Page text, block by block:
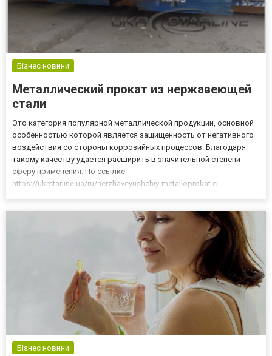
Бізнес новини
Металлический прокат из нержавеющей
стали
Это категория популярной металлической продукции, основной
особенностью которой является защищенность от негативного
воздействия со стороны коррозийных процессов. Благодаря
такому качеству удается расширить в значительной степени
сферу применения. По ссылке
https://ukrstarline.ua/ru/nerzhaveyushchiy-metalloprokat с
Нержавеющий прокат и его характер...
Бізнес новини